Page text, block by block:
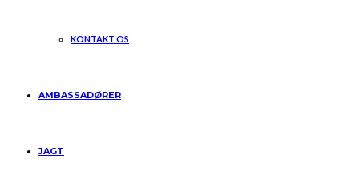
KONTAKT OS
AMBASSADØRER
JAGT